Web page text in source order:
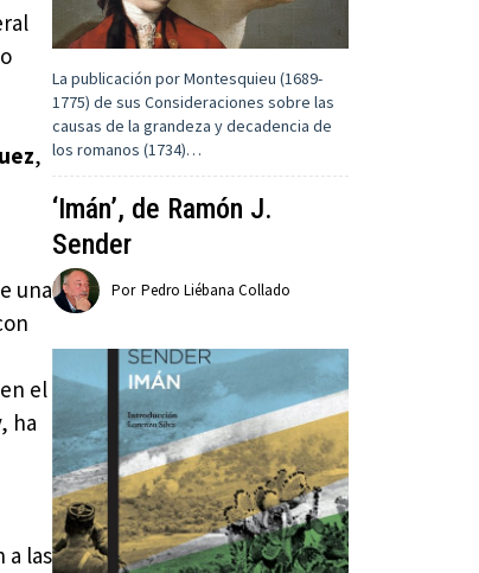
,
una
el
ha
a las
La publicación por Montesquieu (1689-
1775) de sus Consideraciones sobre las
causas de la grandeza y decadencia de
los romanos (1734)…
‘Imán’, de Ramón J.
Sender
Por Pedro Liébana Collado